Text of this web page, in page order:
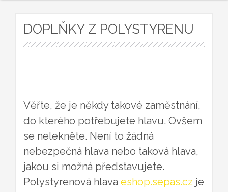
DOPLŇKY Z POLYSTYRENU
Věřte, že je někdy takové zaměstnání,
do kterého potřebujete hlavu. Ovšem
se nelekněte. Není to žádná
nebezpečná hlava nebo taková hlava,
jakou si možná představujete.
Polystyrenová hlava eshop.sepas.cz je